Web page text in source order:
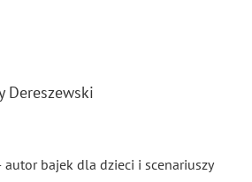
Dereszewski
autor bajek dla dzieci i scenariuszy